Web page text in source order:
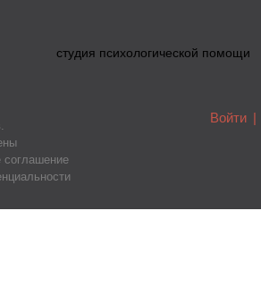
студия психологической помощи
соглашение
Войти